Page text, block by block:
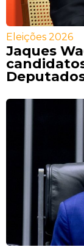
Eleições 2026
Jaques